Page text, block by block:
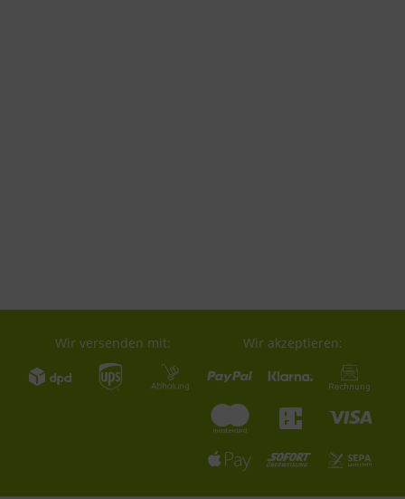
Wir versenden mit: Wir akzeptieren: